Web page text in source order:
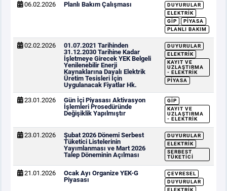
06.02.2026 Planlı Bakım Çalışması
DUYURULAR
ELEKTRIK
GİP
PIYASA
PLANLI BAKIM
02.02.2026
01.07.2021 Tarihinden
31.12.2030 Tarihine Kadar
İşletmeye Girecek YEK Belgeli
Yenilenebilir Enerji
Kaynaklarına Dayalı Elektrik
Üretim Tesisleri İçin
Uygulanacak Fiyatlar Hk.
DUYURULAR
ELEKTRIK
KAYIT VE
UZLAŞTIRMA
- ELEKTRIK
PIYASA
23.01.2026
Gün İçi Piyasası Aktivasyon
İşlemleri Prosedüründe
Değişiklik Yapılmıştır
GİP
KAYIT VE
UZLAŞTIRMA
- ELEKTRIK
23.01.2026
Şubat 2026 Dönemi Serbest
Tüketici Listelerinin
Yayımlanması ve Mart 2026
Talep Döneminin Açılması
DUYURULAR
ELEKTRIK
SERBEST
TÜKETICI
21.01.2026
Ocak Ayı Organize YEK-G
Piyasası
ÇEVRESEL
DUYURULAR
ELEKTRIK